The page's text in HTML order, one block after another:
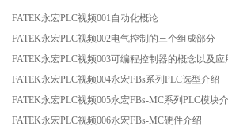
FATEK永宏PLC视频001自动化概论
FATEK永宏PLC视频002电气控制的三个组成部分
FATEK永宏PLC视频003可编程控制器的概念以及应
FATEK永宏PLC视频004永宏FBs系列PLC选型介绍
FATEK永宏PLC视频005永宏FBs-MC系列PLC模块
FATEK永宏PLC视频006永宏FBs-MC硬件介绍